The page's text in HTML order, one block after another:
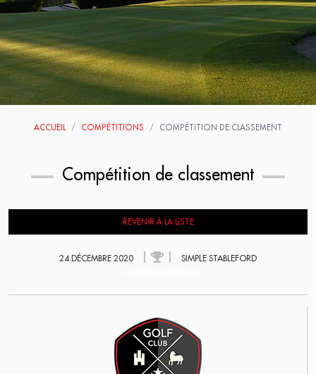
ACCUEIL COMPÉTITIONS COMPÉTITION DE CLASSEMENT
Compétition de classement
REVENIR À LA LISTE
24 DÉCEMBRE 2020 SIMPLE STABLEFORD